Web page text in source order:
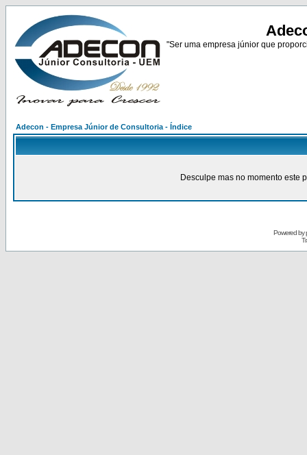
"Ser uma empresa júnior que
Adecon - Empresa Júnior de Consultoria - Índice
Desculpe mas no momento este
Powered by